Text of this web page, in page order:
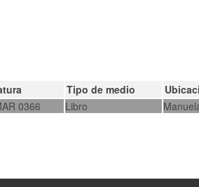
Tipo de medio
0366 Libro